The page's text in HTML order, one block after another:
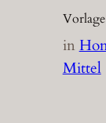
in
Mittel